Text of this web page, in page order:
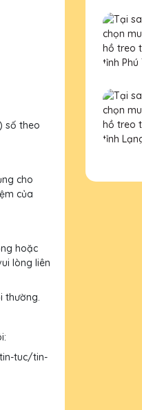
số theo
cho
của
hoặc
lòng liên
thường.
tuc/tin-